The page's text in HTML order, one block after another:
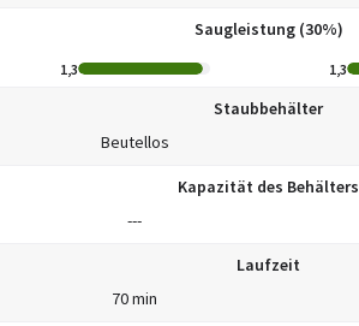
Saugleistung (30%)
1,3 1,3
Staubbehälter
Beutellos
Kapazität des Behälters
---
Laufzeit
70 min